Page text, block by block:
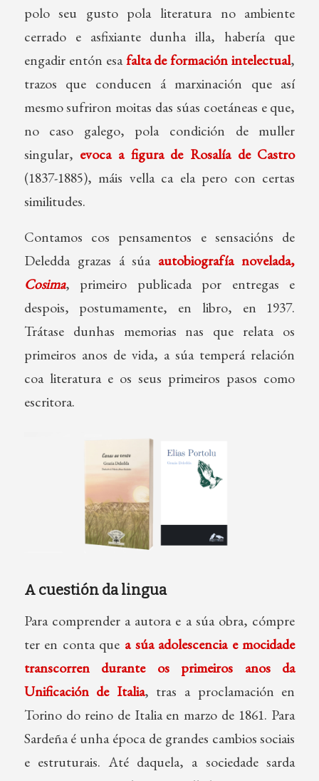
polo seu gusto pola literatura no ambiente
cerrado e asfixiante dunha illa, habería que
engadir entón esafalta de formación intelectual,
trazos que conducen á marxinación que así
mesmo sufriron moitas das súas coetáneas e que,
no caso galego, pola condición de muller
singular, evoca a figura de Rosalía de Castro
(1837-1885), máis vella ca ela pero con certas
similitudes.
Contamos cos pensamentos e sensacións de
Deledda grazas á súa autobiografía novelada,
Cosima, primeiro publicada por entregas e
despois, postumamente, en libro, en 1937.
Trátase dunhas memorias nas que relata os
primeiros anos de vida, a súa temperá relación
coa literatura e os seus primeiros pasos como
escritora.
A cuestión da lingua
Para comprender a autora e a súa obra, cómpre
ter en conta que a súa adolescencia e mocidade
transcorren durante os primeiros anos da
Unificación de Italia, tras a proclamación en
Torino do reino de Italia en marzo de 1861. Para
Sardeña é unha época de grandes cambios sociais
e estruturais. Até daquela, a sociedade sarda